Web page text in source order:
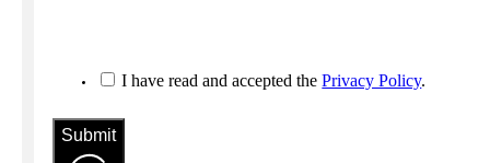
I have read and accepted thePrivacy Policy.
Submit